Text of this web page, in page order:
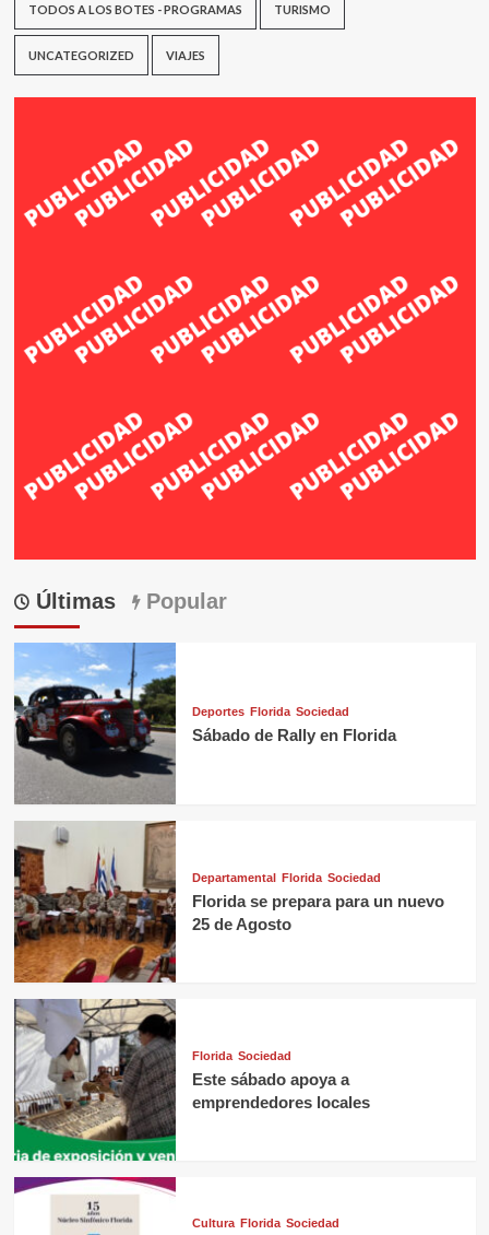
TODOS A LOS BOTES - PROGRAMAS TURISMO
UNCATEGORIZED VIAJES
Últimas Popular
Deportes Florida Sociedad
Sábado de Rally en Florida
Departamental Florida Sociedad
Florida se prepara para un nuevo
25 de Agosto
Florida Sociedad
Este sábado apoya a
emprendedores locales
Cultura Florida Sociedad